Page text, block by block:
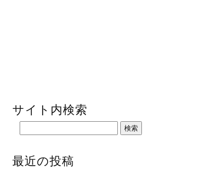
サイト内検索
最近の投稿